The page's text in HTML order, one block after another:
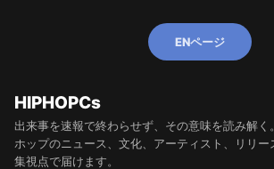
ENページ
HIPHOPCs
出来事を速報で終わらせず、その意味を読み解
ホップのニュース、文化、アーティスト、リリ
集視点で届けます。